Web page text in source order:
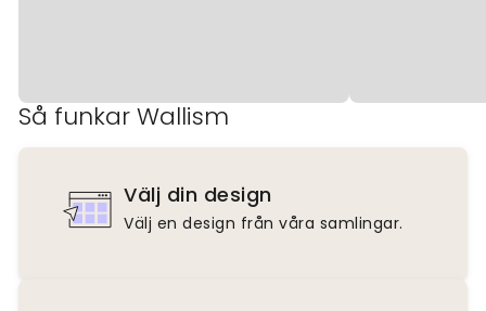
Så funkar Wallism
Välj din design
Välj en design från våra samlingar.